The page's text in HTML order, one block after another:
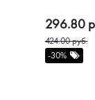
Белый
296.80
424.00 руб.
-30%